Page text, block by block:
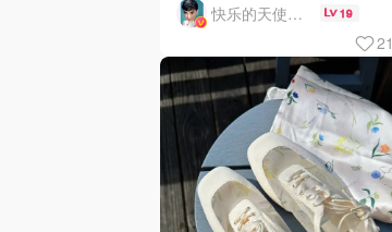
快乐的天使1963 19
21